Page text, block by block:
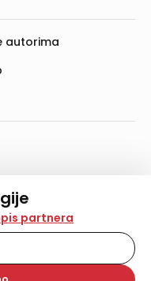
i slične
informacija na
korisničko iskustvo,
sadržaje i
mogu se kreirati
partnera
autorima